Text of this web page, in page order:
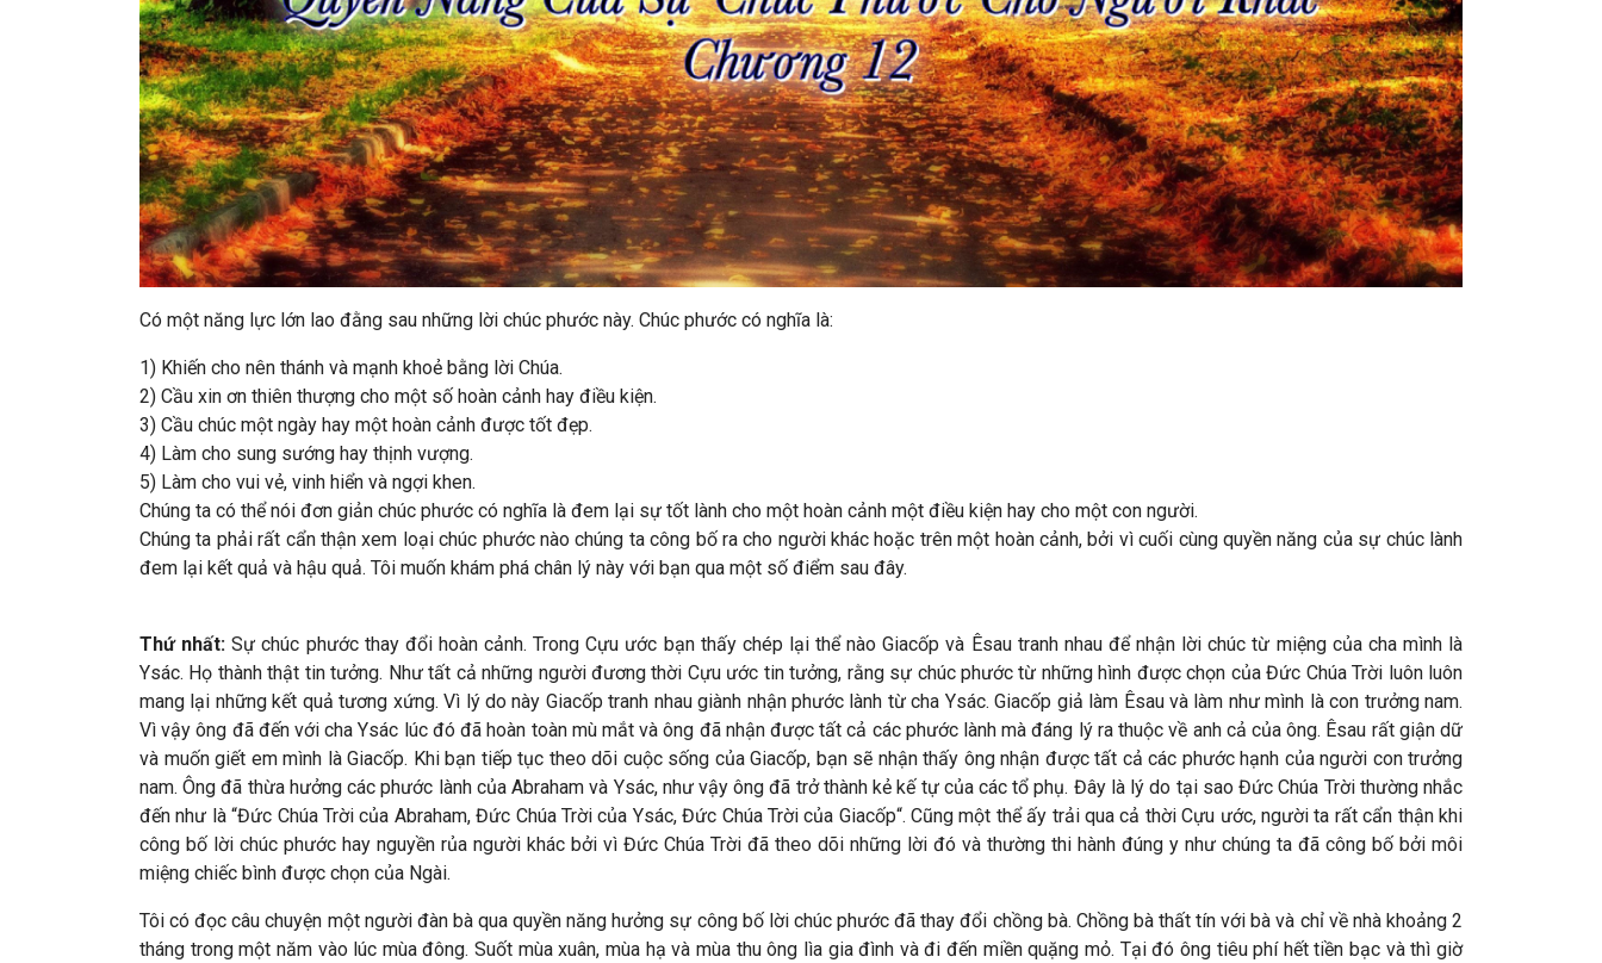
Có một năng lực lớn lao đằng sau những lời chúc phước này. Chúc phước có nghĩa là:
1) Khiến cho nên thánh và mạnh khoẻ bằng lời Chúa.
2) Cầu xin ơn thiên thượng cho một số hoàn cảnh hay điều kiện.
3) Cầu chúc một ngày hay một hoàn cảnh được tốt đẹp.
4) Làm cho sung sướng hay thịnh vượng.
5) Làm cho vui vẻ, vinh hiển và ngợi khen.
Chúng ta có thể nói đơn giản chúc phước có nghĩa là đem lại sự tốt lành cho một hoàn cảnh một điều kiện hay cho một con người.
Chúng ta phải rất cẩn thận xem loại chúc phước nào chúng ta công bố ra cho người khác hoặc trên một hoàn cảnh, bởi vì cuối cùng quyền năng của sự chúc lành
đem lại kết quả và hậu quả. Tôi muốn khám phá chân lý này với bạn qua một số điểm sau đây.
Thứ nhất: Sự chúc phước thay đổi hoàn cảnh. Trong Cựu ước bạn thấy chép lại thể nào Giacốp và Êsau tranh nhau để nhận lời chúc từ miệng của cha mình là
Ysác. Họ thành thật tin tưởng. Như tất cả những người đương thời Cựu ước tin tưởng, rằng sự chúc phước từ những hình được chọn của Đức Chúa Trời luôn luôn
mang lại những kết quả tương xứng. Vì lý do này Giacốp tranh nhau giành nhận phước lành từ cha Ysác. Giacốp giả làm Êsau và làm như mình là con trưởng nam.
Vì vậy ông đã đến với cha Ysác lúc đó đã hoàn toàn mù mắt và ông đã nhận được tất cả các phước lành mà đáng lý ra thuộc về anh cả của ông. Êsau rất giận dữ
và muốn giết em mình là Giacốp. Khi bạn tiếp tục theo dõi cuộc sống của Giacốp, bạn sẽ nhận thấy ông nhận được tất cả các phước hạnh của người con trưởng
nam. Ông đã thừa hưởng các phước lành của Abraham và Ysác, như vậy ông đã trở thành kẻ kế tự của các tổ phụ. Đây là lý do tại sao Đức Chúa Trời thường nhắc
đến như là “Đức Chúa Trời của Abraham, Đức Chúa Trời của Ysác, Đức Chúa Trời của Giacốp“. Cũng một thể ấy trải qua cả thời Cựu ước, người ta rất cẩn thận khi
công bố lời chúc phước hay nguyền rủa người khác bởi vì Đức Chúa Trời đã theo dõi những lời đó và thường thi hành đúng y như chúng ta đã công bố bởi môi
miệng chiếc bình được chọn của Ngài.
Tôi có đọc câu chuyện một người đàn bà qua quyền năng hưởng sự công bố lời chúc phước đã thay đổi chồng bà. Chồng bà thất tín với bà và chỉ về nhà khoảng 2
tháng trong một năm vào lúc mùa đông. Suốt mùa xuân, mùa hạ và mùa thu ông lìa gia đình và đi đến miền quặng mỏ. Tại đó ông tiêu phí hết tiền bạc và thì giờ